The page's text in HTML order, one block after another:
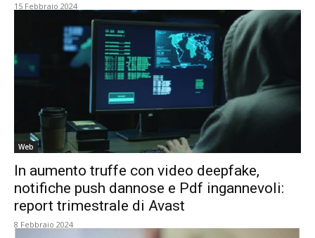
15 Febbraio 2024
Web
In aumento truffe con video deepfake,
notifiche push dannose e Pdf ingannevoli:
report trimestrale di Avast
8 Febbraio 2024